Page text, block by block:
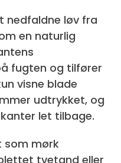
nedfaldne løv fra
en naturlig
fugten og tilfører
visne blade
udtrykket, og
let tilbage.
som mørk
tvetand eller